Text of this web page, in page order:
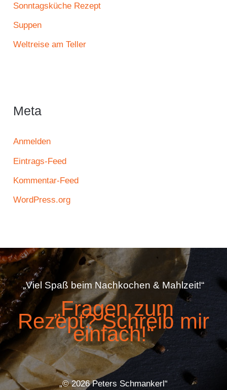
Sonntagsküche Rezept
Suppen
Weltreise am Teller
Meta
Anmelden
Eintrags-Feed
Kommentar-Feed
WordPress.org
„Viel Spaß beim Nachkochen & Mahlzeit!“
„Fragen zum
Rezept? Schreib mir
einfach!“
„© 2026 Peters Schmankerl“